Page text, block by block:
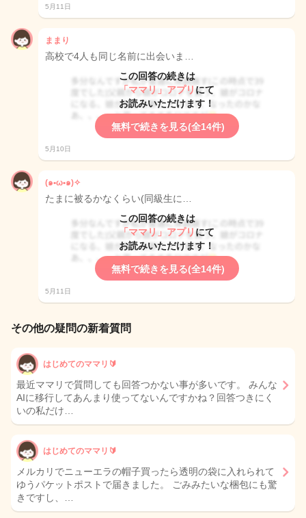
5月11日
ままり
高校で4人も同じ名前に出会いま…
この回答の続きは
「ママリ」アプリ にて
お読みいただけます！
無料で続きを見る(全14件)
5月10日
(๑•ω•๑)✧
たまに被るかなくらい(同級生に…
この回答の続きは
「ママリ」アプリ にて
お読みいただけます！
無料で続きを見る(全14件)
5月11日
その他の疑問の新着質問
はじめてのママリ🔰
最近ママリで質問しても回答つかない事が多いです。 みんな
AIに移行してあんまり使ってないんですかね？回答つきにく
いの私だけ…
はじめてのママリ🔰
メルカリでニューエラの帽子買ったら透明の袋に入れられて
ゆうパケットポストで届きました。 ごみみたいな梱包にも驚
きですし、…